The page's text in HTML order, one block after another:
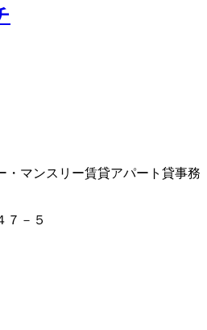
・マンスリー賃貸アパート 貸事務
７－５